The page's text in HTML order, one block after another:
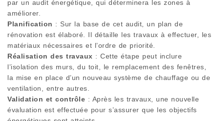
par un audit énergétique, qui déterminera les zones à
améliorer.
Planification : Sur la base de cet audit, un plan de
rénovation est élaboré. Il détaille les travaux à effectuer, les
matériaux nécessaires et l’ordre de priorité.
Réalisation des travaux : Cette étape peut inclure
l’isolation des murs, du toit, le remplacement des fenêtres,
la mise en place d’un nouveau système de chauffage ou de
ventilation, entre autres.
Validation et contrôle : Après les travaux, une nouvelle
évaluation est effectuée pour s’assurer que les objectifs